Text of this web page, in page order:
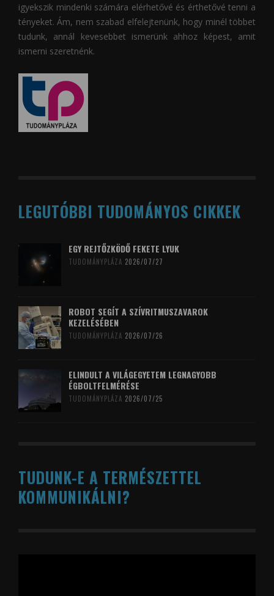
igyekszik mindenki számára elérhetővé és érthetővé tenni a
tényeket. Ám, nem szabad elfelejtenünk, hogy minél többet
tudunk, annál kevesebbet ismerünk ahhoz képest, amit
ismerni szeretnénk.
LEGUTÓBBI TUDOMÁNYOS CIKKEK
EGY REJTŐZKÖDŐ FEKETE LYUK
TUDOMÁNYPLÁZA 2026/07/27
ROBOT SEGÍT A SZÍVRITMUSZAVAROK
KEZELÉSÉBEN
TUDOMÁNYPLÁZA 2026/07/26
ELINDULT A VILÁGEGYETEM LEGNAGYOBB
ÉGBOLTFELMÉRÉSE
TUDOMÁNYPLÁZA 2026/07/25
TUDUNK-E A TERMÉSZETTEL
KOMMUNIKÁLNI?